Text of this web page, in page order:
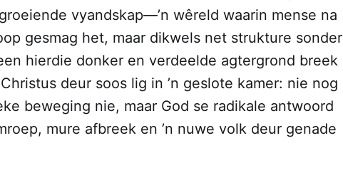
vyandskap—’n wêreld waarin mense na
gesmag het, maar dikwels net strukture sonder
hierdie donker en verdeelde agtergrond breek
deur soos lig in ’n geslote kamer: nie nog
beweging nie, maar God se radikale antwoord
mure afbreek en ’n nuwe volk deur genade